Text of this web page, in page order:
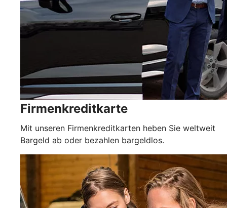
Firmenkreditkarte
Mit unseren Firmenkreditkarten heben Sie weltweit
Bargeld ab oder bezahlen bargeldlos.